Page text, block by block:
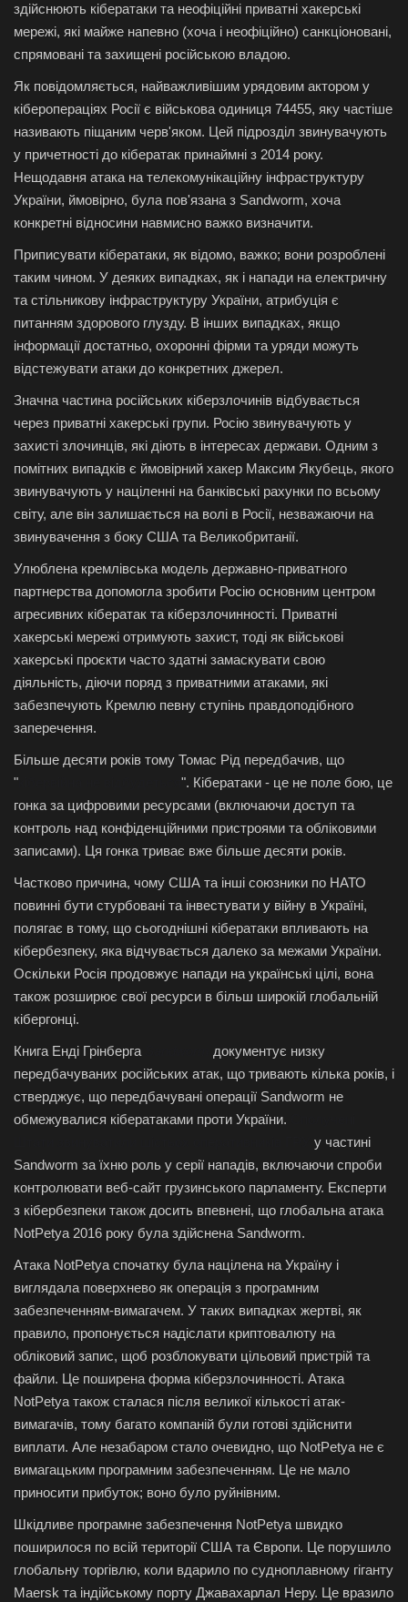
здійснюють кібератаки та неофіційні приватні хакерські
мережі, які майже напевно (хоча і неофіційно) санкціоновані,
спрямовані та захищені російською владою.
Як повідомляється, найважливішим урядовим актором у
кіберопераціях Росії є військова одиниця 74455, яку частіше
називають піщаним черв'яком. Цей підрозділ звинувачують
у причетності до кібератак принаймні з 2014 року.
Нещодавня атака на телекомунікаційну інфраструктуру
України, ймовірно, була пов'язана з Sandworm, хоча
конкретні відносини навмисно важко визначити.
Приписувати кібератаки, як відомо, важко; вони розроблені
таким чином. У деяких випадках, як і напади на електричну
та стільникову інфраструктуру України, атрибуція є
питанням здорового глузду. В інших випадках, якщо
інформації достатньо, охоронні фірми та уряди можуть
відстежувати атаки до конкретних джерел.
Значна частина російських кіберзлочинів відбувається
через приватні хакерські групи. Росію звинувачують у
захисті злочинців, які діють в інтересах держави. Одним з
помітних випадків є ймовірний хакер Максим Якубець, якого
звинувачують у націленні на банківські рахунки по всьому
світу, але він залишається на волі в Росії, незважаючи на
звинувачення з боку США та Великобританії.
Улюблена кремлівська модель державно-приватного
партнерства допомогла зробити Росію основним центром
агресивних кібератак та кіберзлочинності. Приватні
хакерські мережі отримують захист, тоді як військові
хакерські проєкти часто здатні замаскувати свою
діяльність, діючи поряд з приватними атаками, які
забезпечують Кремлю певну ступінь правдоподібного
заперечення.
Більше десяти років тому Томас Рід передбачив, що
"
". Кібератаки - це не поле бою, це
гонка за цифровими ресурсами (включаючи доступ та
контроль над конфіденційними пристроями та обліковими
записами). Ця гонка триває вже більше десяти років.
Частково причина, чому США та інші союзники по НАТО
повинні бути стурбовані та інвестувати у війну в Україні,
полягає в тому, що сьогоднішні кібератаки впливають на
кібербезпеку, яка відчувається далеко за межами України.
Оскільки Росія продовжує напади на українські цілі, вона
також розширює свої ресурси в більш широкій глобальній
кібергонці.
Книга Енді Грінберга
документує низку
передбачуваних російських атак, що тривають кілька років, і
стверджує, що передбачувані операції Sandworm не
обмежувалися кібератаками проти України.
у частині
Sandworm за їхню роль у серії нападів, включаючи спроби
контролювати веб-сайт грузинського парламенту. Експерти
з кібербезпеки також досить впевнені, що глобальна атака
NotPetya 2016 року була здійснена Sandworm.
Атака NotPetya спочатку була націлена на Україну і
виглядала поверхнево як операція з програмним
забезпеченням-вимагачем. У таких випадках жертві, як
правило, пропонується надіслати криптовалюту на
обліковий запис, щоб розблокувати цільовий пристрій та
файли. Це поширена форма кіберзлочинності. Атака
NotPetya також сталася після великої кількості атак-
вимагачів, тому багато компаній були готові здійснити
виплати. Але незабаром стало очевидно, що NotPetya не є
вимагацьким програмним забезпеченням. Це не мало
приносити прибуток; воно було руйнівним.
Шкідливе програмне забезпечення NotPetya швидко
поширилося по всій території США та Європи. Це порушило
глобальну торгівлю, коли вдарило по судноплавному гіганту
Maersk та індійському порту Джавахарлал Неру. Це вразило